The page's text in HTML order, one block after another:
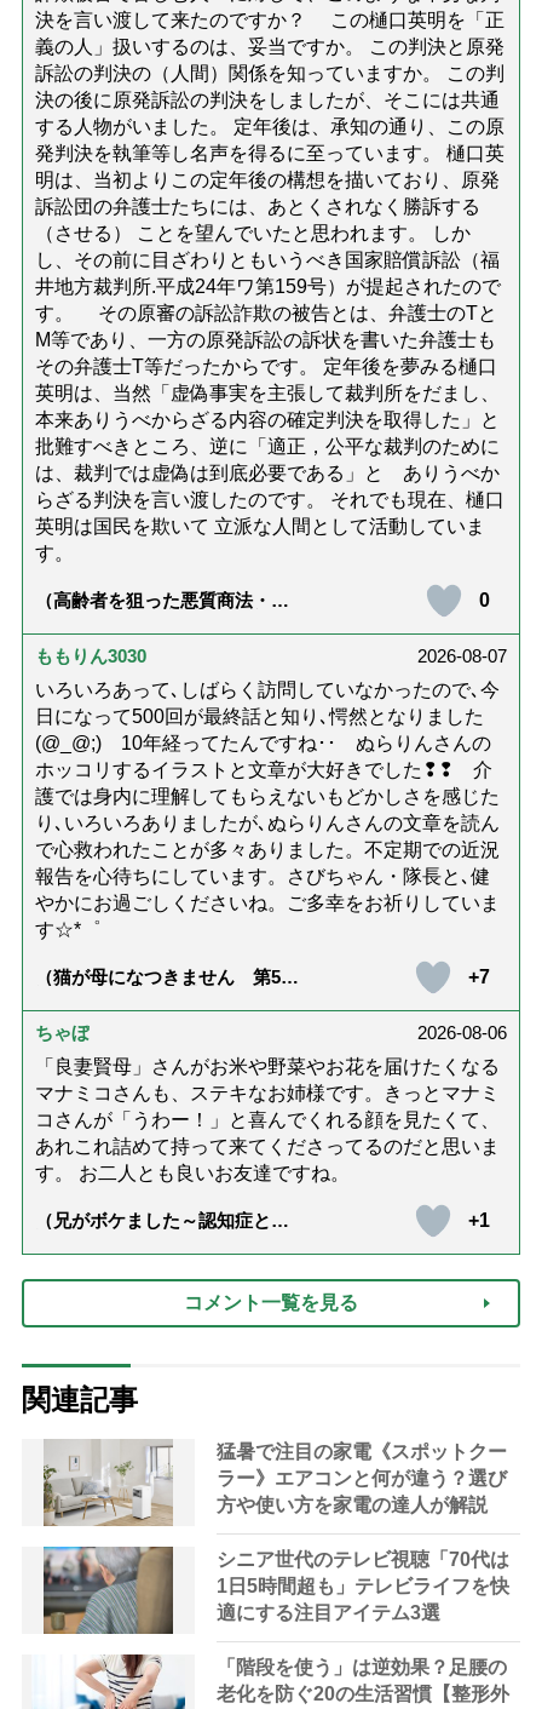
決を言い渡して来たのですか？ この樋口英明を「正
義の人」扱いするのは、妥当ですか。 この判決と原発
訴訟の判決の（人間）関係を知っていますか。 この判
決の後に原発訴訟の判決をしましたが、そこには共通
する人物がいました。 定年後は、承知の通り、この原
発判決を執筆等し名声を得るに至っています。 樋口英
明は、当初よりこの定年後の構想を描いており、原発
訴訟団の弁護士たちには、あとくされなく勝訴する
（させる） ことを望んでいたと思われます。 しか
し、その前に目ざわりともいうべき国家賠償訴訟（福
井地方裁判所.平成24年ワ第159号）が提起されたので
す。 その原審の訴訟詐欺の被告とは、弁護士のTと
M等であり、一方の原発訴訟の訴状を書いた弁護士も
その弁護士T等だったからです。 定年後を夢みる樋口
英明は、当然「虚偽事実を主張して裁判所をだまし、
本来ありうべからざる内容の確定判決を取得した」と
批難すべきところ、逆に「適正，公平な裁判のために
は、裁判では虚偽は到底必要である」と ありうべか
らざる判決を言い渡したのです。 それでも現在、樋口
英明は国民を欺いて 立派な人間として活動していま
す。
（高齢者を狙った悪質商法・訪
ないための4つの対策「騙されや
すい人の特徴は？」【社会福祉
0
ももりん3030
2026-08-07
いろいろあって､しばらく訪問していなかったので､今
日になって500回が最終話と知り､愕然となりました
(@_@;) 10年経ってたんですね･･ ぬらりんさんの
ホッコリするイラストと文章が大好きでした❢❢ 介
護では身内に理解してもらえないもどかしさを感じた
り､いろいろありましたが､ぬらりんさんの文章を読ん
で心救われたことが多々ありました。不定期での近況
報告を心待ちにしています。さびちゃん・隊長と､健
やかにお過ごしくださいね。ご多幸をお祈りしていま
す☆*゜
（猫が母になつきません 第500
+7
ちゃぼ
2026-08-06
「良妻賢母」さんがお米や野菜やお花を届けたくなる
マナミコさんも、ステキなお姉様です。きっとマナミ
コさんが「うわー！」と喜んでくれる顔を見たくて、
あれこれ詰めて持って来てくださってるのだと思いま
す。 お二人とも良いお友達ですね。
（兄がボケました～認知症と介
達』が届きました」）
+1
コメント一覧を見る
関連記事
猛暑で注目の家電《スポットクー
ラー》エアコンと何が違う？選び
方や使い方を家電の達人が解説
シニア世代のテレビ視聴「70代は
1日5時間超も」テレビライフを快
適にする注目アイテム3選
「階段を使う」は逆効果？足腰の
老化を防ぐ20の生活習慣【整形外